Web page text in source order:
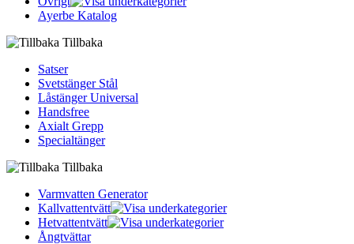
Ayerbe Katalog
Tillbaka
Satser
Svetstänger Stål
Låstänger Universal
Handsfree
Axialt Grepp
Specialtänger
Tillbaka
Varmvatten Generator
Kallvattentvätt
Hetvattentvätt
Ångtvättar